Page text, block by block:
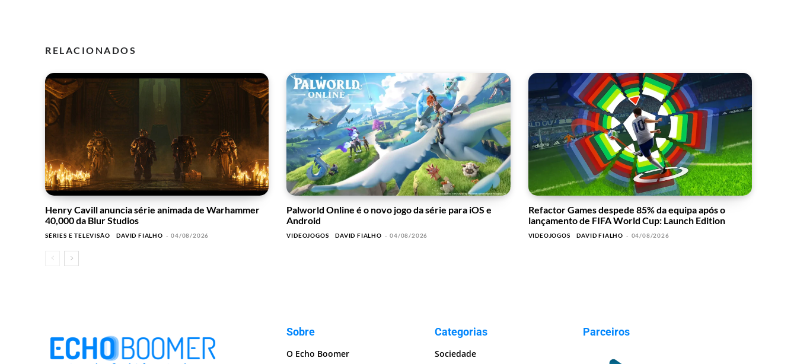
RELACIONADOS
Henry Cavill anuncia série animada de Warhammer
40,000 da Blur Studios
SÉRIES E TELEVISÃO DAVID FIALHO - 04/08/2026
Palworld Online é o novo jogo da série para iOS e
Android
VIDEOJOGOS DAVID FIALHO - 04/08/2026
Refactor Games despede 85% da equipa após o
lançamento de FIFA World Cup: Launch Edition
VIDEOJOGOS DAVID FIALHO - 04/08/2026
Sobre
O Echo Boomer
Categorias
Sociedade
Parceiros